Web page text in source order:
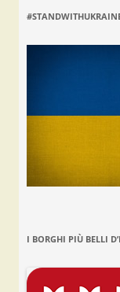
I BORGHI PIÙ BELLI